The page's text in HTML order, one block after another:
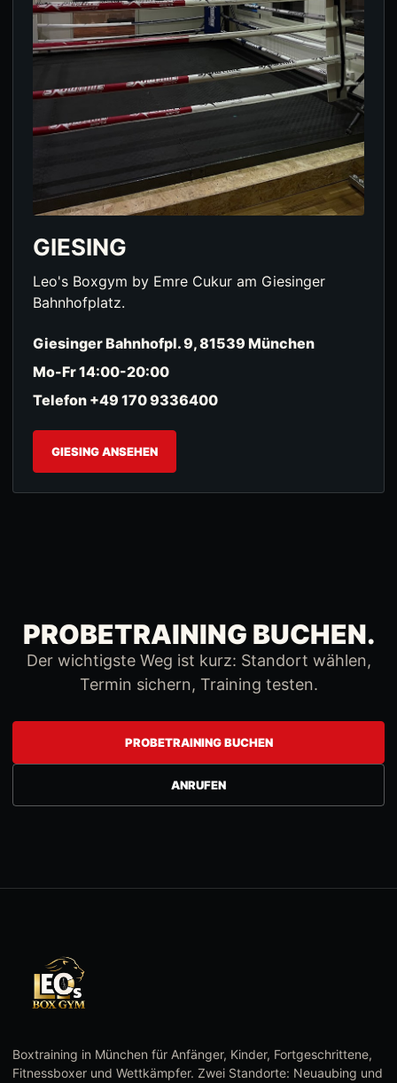
GIESING
Leo's Boxgym by Emre Cukur am Giesinger
Bahnhofplatz.
Giesinger Bahnhofpl. 9, 81539 München
Mo-Fr 14:00-20:00
Telefon +49 170 9336400
GIESING ANSEHEN
PROBETRAINING BUCHEN.
Der wichtigste Weg ist kurz: Standort wählen,
Termin sichern, Training testen.
PROBETRAINING BUCHEN
ANRUFEN
Boxtraining in München für Anfänger, Kinder, Fortgeschrittene,
Fitnessboxer und Wettkämpfer. Zwei Standorte: Neuaubing und